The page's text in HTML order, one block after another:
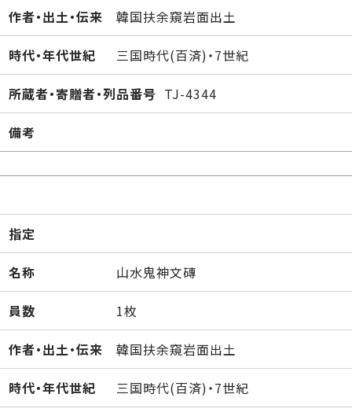
作者・出土・伝来 韓国扶余窺岩面出土
時代・年代世紀 三国時代(百済)・7世紀
所蔵者・寄贈者・列品番号 TJ-4344
備考
指定
名称 山水鬼神文磚
員数 1枚
作者・出土・伝来 韓国扶余窺岩面出土
時代・年代世紀 三国時代(百済)・7世紀